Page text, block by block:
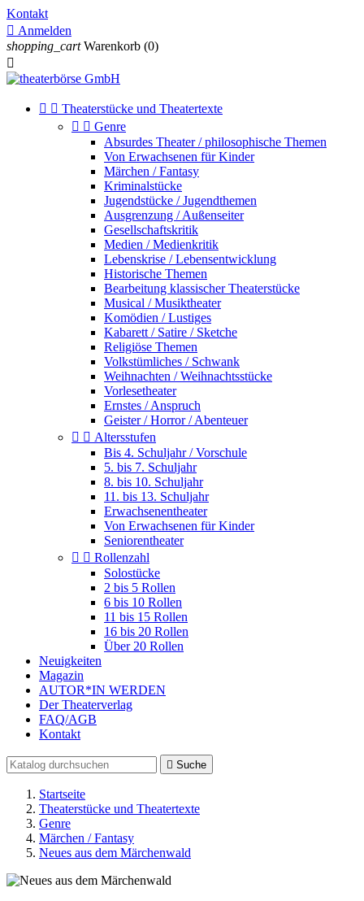
Kontakt
 Anmelden
shopping_cart Warenkorb (0)

  Theaterstücke und Theatertexte
  Genre
Absurdes Theater / philosophische Themen
Von Erwachsenen für Kinder
Märchen / Fantasy
Kriminalstücke
Jugendstücke / Jugendthemen
Ausgrenzung / Außenseiter
Gesellschaftskritik
Medien / Medienkritik
Lebenskrise / Lebensentwicklung
Historische Themen
Bearbeitung klassischer Theaterstücke
Musical / Musiktheater
Komödien / Lustiges
Kabarett / Satire / Sketche
Religiöse Themen
Volkstümliches / Schwank
Weihnachten / Weihnachtsstücke
Vorlesetheater
Ernstes / Anspruch
Geister / Horror / Abenteuer
  Altersstufen
Bis 4. Schuljahr / Vorschule
5. bis 7. Schuljahr
8. bis 10. Schuljahr
11. bis 13. Schuljahr
Erwachsenentheater
Von Erwachsenen für Kinder
Seniorentheater
  Rollenzahl
Solostücke
2 bis 5 Rollen
6 bis 10 Rollen
11 bis 15 Rollen
16 bis 20 Rollen
Über 20 Rollen
Neuigkeiten
Magazin
AUTOR*IN WERDEN
Der Theaterverlag
FAQ/AGB
Kontakt
 Suche
Startseite
Theaterstücke und Theatertexte
Genre
Märchen / Fantasy
Neues aus dem Märchenwald